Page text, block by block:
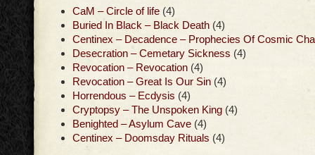
CaM – Circle of life (4)
Buried In Black – Black Death (4)
Centinex – Decadence – Prophecies Of Cosmic
Desecration – Cemetary Sickness (4)
Revocation – Revocation (4)
Revocation – Great Is Our Sin (4)
Horrendous – Ecdysis (4)
Cryptopsy – The Unspoken King (4)
Benighted – Asylum Cave (4)
Centinex – Doomsday Rituals (4)